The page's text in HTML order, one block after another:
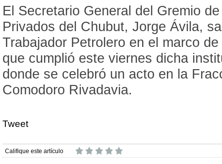
El Secretario General del Gremio
Privados del Chubut, Jorge Ávila,
Trabajador Petrolero en el marco
que cumplió este viernes dicha
donde se celebró un acto en la
Comodoro Rivadavia.
Tweet
Califique este artículo